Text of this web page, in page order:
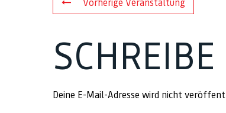
Vorherige Veranstaltung
Deine E-Mail-Adresse wird nicht